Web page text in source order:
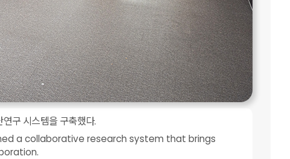
구 시스템을 구축했다.
a collaborative research system that brings